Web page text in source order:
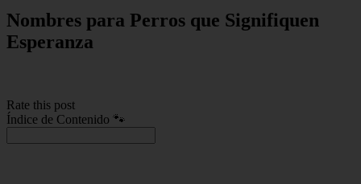
Nombres para Perros que Signifiquen
Esperanza
Rate this post
Índice de Contenido 🐾